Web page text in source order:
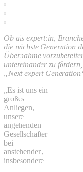
0
0
0
Ob als expert:in,
die nächste Generation
Übernahme
untereinander zu
„Next expert
„Es ist uns ein
großes
Anliegen,
unsere
angehenden
Gesellschafter
bei
anstehenden,
insbesondere